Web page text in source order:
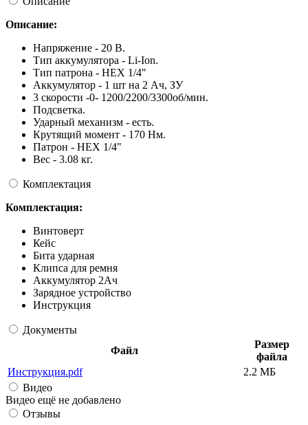
Описание:
Напряжение - 20 В.
Тип аккумулятора - Li-Ion.
Тип патрона - HEX 1/4"
Аккумулятор - 1 шт на 2 Ач, ЗУ
3 скорости -0- 1200/2200/3300об/мин.
Подсветка.
Ударный механизм - есть.
Крутящий момент - 170 Нм.
Патрон - HEX 1/4"
Вес - 3.08 кг.
Комплектация
Комплектация:
Винтоверт
Кейс
Бита ударная
Клипса для ремня
Аккумулятор 2Ач
Зарядное устройство
Инструкция
Документы
Файл
Размер
файла
Инструкция.pdf
2.2 МБ
Видео
Видео ещё не добавлено
Отзывы